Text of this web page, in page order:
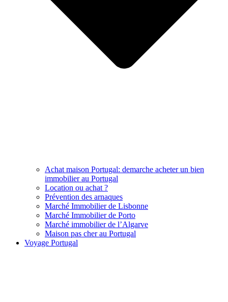
Achat maison Portugal: demarche acheter un bien
immobilier au Portugal
Location ou achat ?
Prévention des arnaques
Marché Immobilier de Lisbonne
Marché Immobilier de Porto
Marché immobilier de l’Algarve
Maison pas cher au Portugal
Voyage Portugal